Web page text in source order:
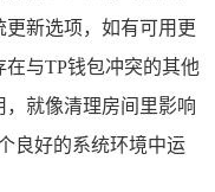
新选项，如有可用更
与TP钱包冲突的其他
就像清理房间里影响
良好的系统环境中运